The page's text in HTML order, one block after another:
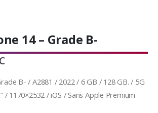
14 – Grade B-
B- / A2881 / 2022 / 6 GB / 128 GB. / 5G
/ 1170×2532 / iOS / Sans Apple Premium